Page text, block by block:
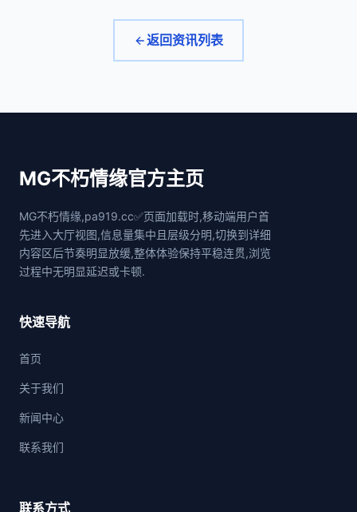
返回资讯列表
MG不朽情缘官方主页
MG不朽情缘,pa919.cc✅页面加载时,移动端用户首
先进入大厅视图,信息量集中且层级分明,切换到详细
内容区后节奏明显放缓,整体体验保持平稳连贯,浏览
过程中无明显延迟或卡顿.
快速导航
首页
关于我们
新闻中心
联系我们
联系方式